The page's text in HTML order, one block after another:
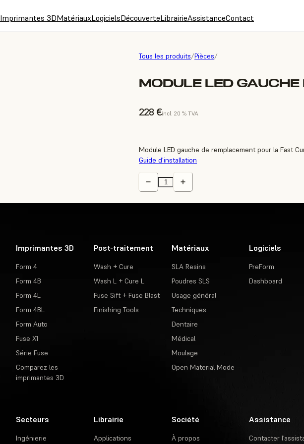
Imprimantes 3DMatériauxLogicielsDécouverteLibrairieAssistanceContact
Tous les produits/Pièces/
MODULE LED
228 €incl. 20 % TVA
Module LED gauche de remplacement pour la Fast
Guide d'installation
Imprimantes 3D
Form 4
Form 4B
Form 4L
Form 4BL
Form Auto
Fuse X1
Série Fuse
Comparez les
imprimantes 3D
Post-traitement
Wash + Cure
Wash L + Cure L
Fuse Sift + Fuse Blast
Finishing Tools
Matériaux
SLA Resins
Poudres SLS
Usage général
Techniques
Dentaire
Médical
Moulage
Open Material Mode
Logiciels
PreForm
Dashboard
Secteurs
Ingénierie
Librairie
Applications
Société
À propos
Assistance
Contacter